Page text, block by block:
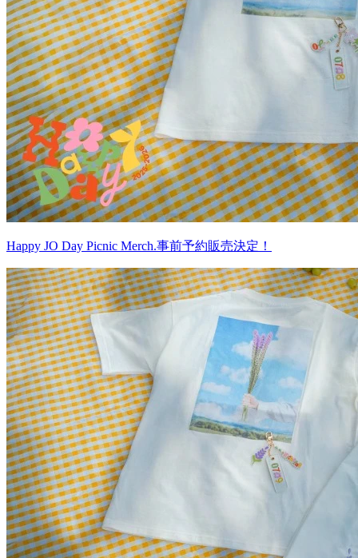
Happy JO Day Picnic Merch.事前予約販売決定！